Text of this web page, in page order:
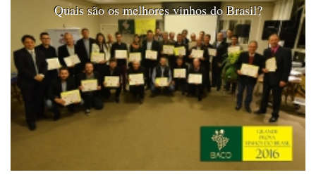
Quais são os melhores vinhos do Brasil?